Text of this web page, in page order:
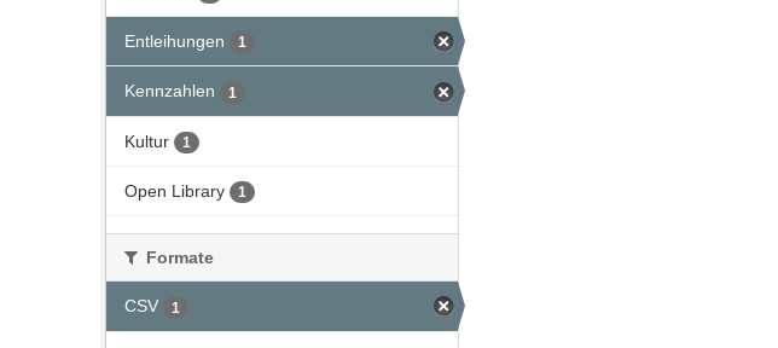
Entleihungen 1
Kennzahlen 1
Kultur 1
Open Library 1
Formate
CSV 1